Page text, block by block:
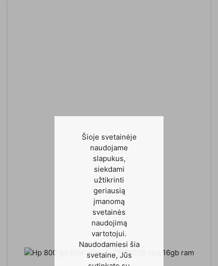
Šioje svetainėje
naudojame
slapukus,
siekdami
užtikrinti
geriausią
įmanomą
svetainės
naudojimą
vartotojui.
Naudodamiesi šia
svetaine, Jūs